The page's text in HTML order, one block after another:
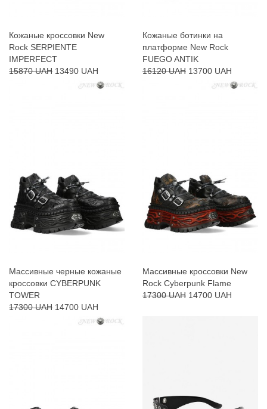
Кожаные кроссовки New
Rock SERPIENTE
IMPERFECT
15870 UAH 13490 UAH
Кожаные ботинки на
платформе New Rock
FUEGO ANTIK
16120 UAH 13700 UAH
Массивные черные кожаные
кроссовки CYBERPUNK
TOWER
17300 UAH 14700 UAH
Массивные кроссовки New
Rock Cyberpunk Flame
17300 UAH 14700 UAH